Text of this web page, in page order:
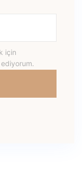
için
ediyorum.